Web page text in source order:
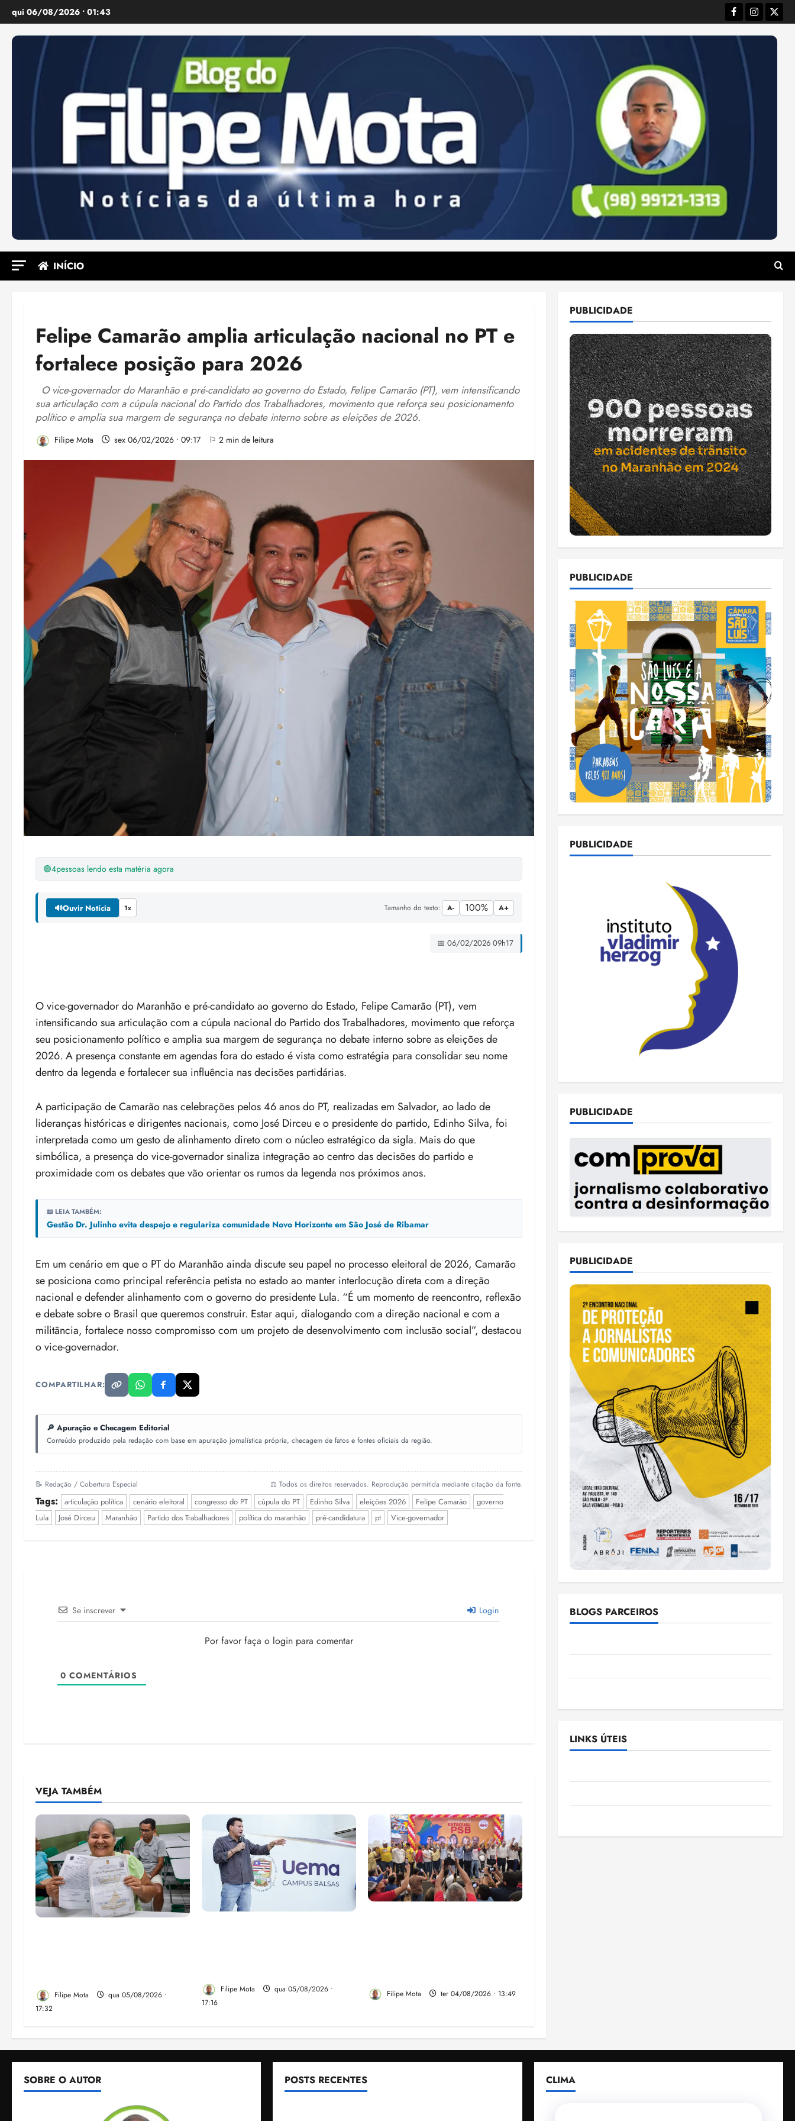
para
qui 06/08/2026 • 01:43 Facebook
Instagram
INÍCIO
Felipe Camarão amplia articulação nacional no PT e
fortalece posição para 2026
O vice-governador do Maranhão e pré-candidato ao governo do Estado, Felipe Camarão (PT), vem intensificando
sua articulação com a cúpula nacional do Partido dos Trabalhadores, movimento que reforça seu posicionamento
político e amplia sua margem de segurança no debate interno sobre as eleições de 2026.
Filipe Mota sex 06/02/2026 • 09:17 ⚐ 2 min de leitura
🟢4pessoas lendo esta matéria agora
🔊Ouvir Notícia 1x Tamanho do texto: A- 100% A+
📅 06/02/2026 09h17
O vice-governador do Maranhão e pré-candidato ao governo do Estado, Felipe Camarão (PT), vem
intensificando sua articulação com a cúpula nacional do Partido dos Trabalhadores, movimento que reforça
seu posicionamento político e amplia sua margem de segurança no debate interno sobre as eleições de
2026. A presença constante em agendas fora do estado é vista como estratégia para consolidar seu nome
dentro da legenda e fortalecer sua influência nas decisões partidárias.
A participação de Camarão nas celebrações pelos 46 anos do PT, realizadas em Salvador, ao lado de
lideranças históricas e dirigentes nacionais, como José Dirceu e o presidente do partido, Edinho Silva, foi
interpretada como um gesto de alinhamento direto com o núcleo estratégico da sigla. Mais do que
simbólica, a presença do vice-governador sinaliza integração ao centro das decisões do partido e
proximidade com os debates que vão orientar os rumos da legenda nos próximos anos.
📖 LEIA TAMBÉM:
Gestão Dr. Julinho evita despejo e regulariza comunidade Novo Horizonte em São José de Ribamar
Em um cenário em que o PT do Maranhão ainda discute seu papel no processo eleitoral de 2026, Camarão
se posiciona como principal referência petista no estado ao manter interlocução direta com a direção
nacional e defender alinhamento com o governo do presidente Lula. “É um momento de reencontro, reflexão
e debate sobre o Brasil que queremos construir. Estar aqui, dialogando com a direção nacional e com a
militância, fortalece nosso compromisso com um projeto de desenvolvimento com inclusão social”, destacou
o vice-governador.
COMPARTILHAR:
🔎 Apuração e Checagem Editorial
Conteúdo produzido pela redação com base em apuração jornalística própria, checagem de fatos e fontes oficiais da região.
📝 Redação / Cobertura Especial ⚖️ Todos os direitos reservados. Reprodução permitida mediante citação da fonte.
Tags: articulação política cenário eleitoral congresso do PT cúpula do PT Edinho Silva eleições 2026 Felipe Camarão
governo
Lula
José Dirceu Maranhão Partido dos Trabalhadores política do maranhão pré-candidatura pt Vice-governador
Se inscrever Login
Por favor faça o login para comentar
0 COMENTÁRIOS
VEJA TAMBÉM
Filipe Mota
qua 05/08/2026 •
17:32
Filipe Mota
qua 05/08/2026 •
17:16
Filipe Mota ter 04/08/2026 • 13:49
PUBLICIDADE
PUBLICIDADE
PUBLICIDADE
PUBLICIDADE
PUBLICIDADE
BLOGS PARCEIROS
LINKS ÚTEIS
SOBRE O AUTOR POSTS RECENTES CLIMA